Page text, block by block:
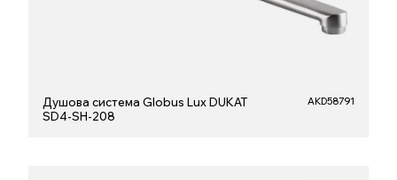
Душова система Globus Lux DUKAT
SD4-SH-208
AKD58791